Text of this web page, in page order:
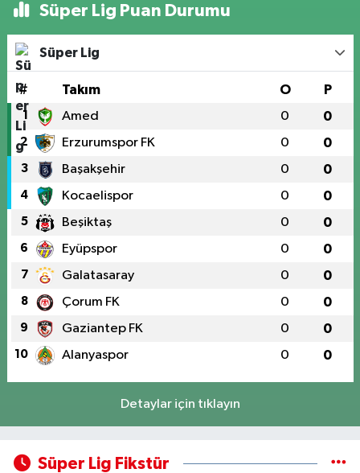
Süper Lig Puan Durumu
Süper Lig
# Takım O P
1 Amed 0 0
2 Erzurumspor FK 0 0
3 Başakşehir 0 0
4 Kocaelispor 0 0
5 Beşiktaş 0 0
6 Eyüpspor 0 0
7 Galatasaray 0 0
8 Çorum FK 0 0
9 Gaziantep FK 0 0
10 Alanyaspor 0 0
Detaylar için tıklayın
Süper Lig Fikstür